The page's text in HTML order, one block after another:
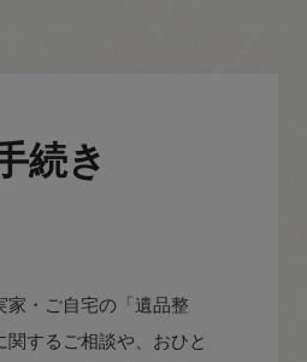
続き
家・ご自宅の「遺品整
するご相談や、おひと